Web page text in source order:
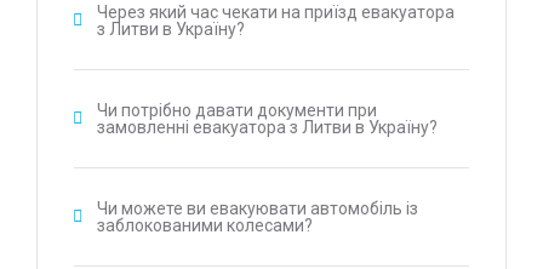
Через який час чекати на приїзд евакуатора
з Литви в Україну?
Чи потрібно давати документи при
замовленні евакуатора з Литви в Україну?
Чи можете ви евакуювати автомобіль із
заблокованими колесами?